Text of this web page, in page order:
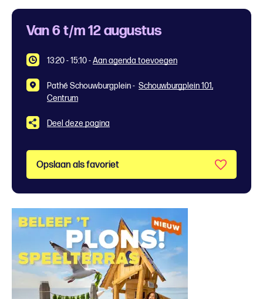
Van 6 t/m 12 augustus
13:20 - 15:10-Aan agenda toevoegen
Pathé Schouwburgplein - Schouwburgplein 101,
Centrum
Deel deze pagina
Opslaan als favoriet